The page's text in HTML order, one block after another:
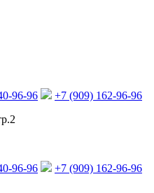
96-96
+7 (909) 162-96-96
96-96 +7 (909) 162-96-96